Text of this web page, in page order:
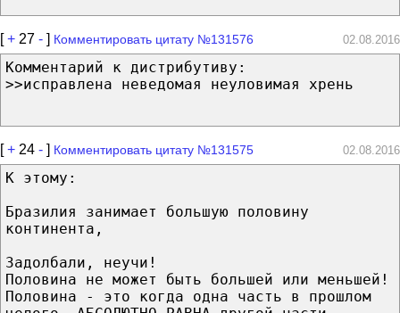
[+ 27 - ] Комментировать цитату №131576 02.08.2016
Комментарий к дистрибутиву:
>>исправлена неведомая неуловимая хрень
[+ 24 - ] Комментировать цитату №131575 02.08.2016
К этому:
Бразилия занимает большую половину
континента,
Задолбали, неучи!
Половина не может быть большей или меньшей!
Половина - это когда одна часть в прошлом